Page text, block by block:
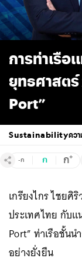
การท่าเรือ
ยุทธศาสตร์
Port”
Sustainabilityคว
-ก ก ก+
เกรียงไกร ไชยศิ
ประเทศไทย กับ
Port” ท่าเรือชั้น
อย่างยั่งยืน